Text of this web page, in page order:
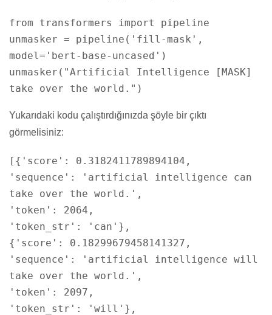
from transformers import
pipeline
unmasker = pipeline( 'fill-mask' ,
model= 'bert-base-uncased' )
unmasker( "Artificial Intelligence [MASK]
take over the world."
Yukarıdaki kodu çalıştırdığınızda şöyle bir çıktı
görmelisiniz:
[{'score': 0.3182411789894104,
'sequence': 'artificial intelligence can
take over the world.',
'token': 2064,
'token_str': 'can'},
{'score': 0.18299679458141327,
'sequence': 'artificial intelligence will
take over the world.',
'token': 2097,
'token_str': 'will'},